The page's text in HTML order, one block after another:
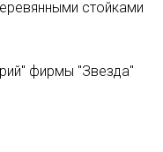
стойками
фирмы "Звезда"